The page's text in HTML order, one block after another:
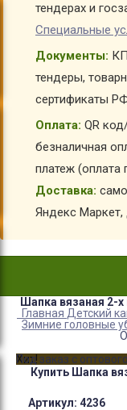
тендерах и
Специальные
Документы:
тендеры,
сертификаты
Оплата: QR
безналичная
платеж (оплата
Доставка:
Яндекс
Шапка вязаная 2-
Главная Детский
Зимние головные
Хит!
Под заказ с
Купить Шапка
Артикул: 4236